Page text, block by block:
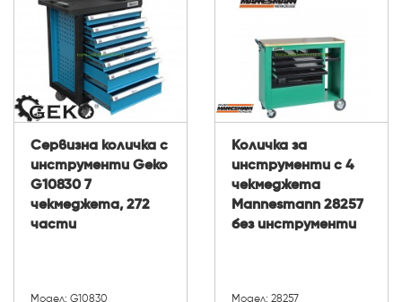
Сервизна количка с
инструменти Geko
G10830 7
чекмеджета, 272
части
Модел: G10830
Количка за
инструменти с 4
чекмеджета
Mannesmann 28257
без инструменти
Модел: 28257